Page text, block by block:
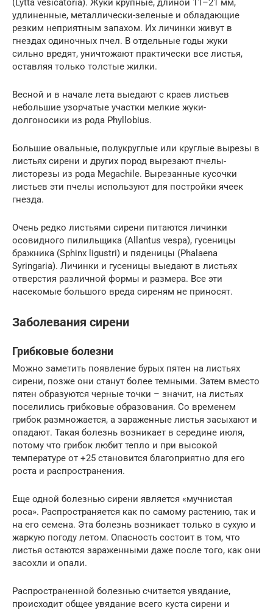
удлиненные, металлически-зеленые и обладающие
резким неприятным запахом. Их личинки живут в
гнездах одиночных пчел. В отдельные годы жуки
сильно вредят, уничтожают практически все листья,
оставляя только толстые жилки.
Весной и в начале лета выедают с краев листьев
небольшие узорчатые участки мелкие жуки-
долгоносики из рода Phyllobius.
Большие овальные, полукруглые или круглые вырезы в
листьях сирени и других пород вырезают пчелы-
листорезы из рода Megachile. Вырезанные кусочки
листьев эти пчелы используют для постройки ячеек
гнезда.
Очень редко листьями сирени питаются личинки
осовидного пилильщика (Allantus vespa), гусеницы
бражника (Sphinx ligustri) и пяденицы (Phalaena
Syringaria). Личинки и гусеницы выедают в листьях
отверстия различной формы и размера. Все эти
насекомые большого вреда сиреням не приносят.
Заболевания сирени
Грибковые болезни
Можно заметить появление бурых пятен на листьях
сирени, позже они станут более темными. Затем вместо
пятен образуются черные точки – значит, на листьях
поселились грибковые образования. Со временем
грибок размножается, а зараженные листья засыхают и
опадают. Такая болезнь возникает в середине июля,
потому что грибок любит тепло и при высокой
температуре от +25 становится благоприятно для его
роста и распространения.
Еще одной болезнью сирени является «мучнистая
роса». Распространяется как по самому растению, так и
на его семена. Эта болезнь возникает только в сухую и
жаркую погоду летом. Опасность состоит в том, что
листья остаются зараженными даже после того, как они
засохли и опали.
Распространенной болезнью считается увядание,
происходит общее увядание всего куста сирени и